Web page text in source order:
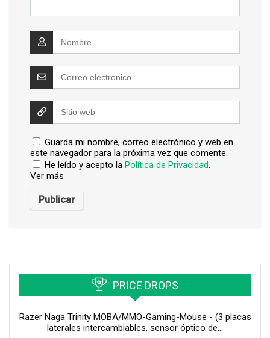
Guarda mi nombre, correo electrónico y web en
este navegador para la próxima vez que comente.
He leído y acepto la Política de Privacidad
Ver más
PRICE DROPS
Razer Naga Trinity MOBA/MMO-Gaming-Mouse - (3 placas
laterales intercambiables, sensor óptico de...